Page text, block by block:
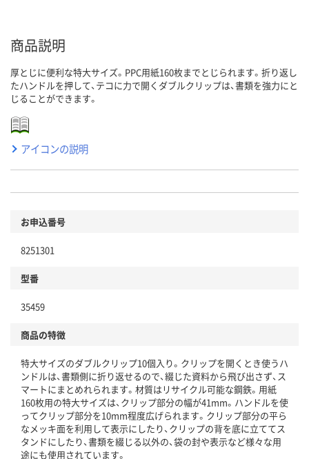
商品説明
厚とじに便利な特大サイズ。PPC用紙160枚までとじられます。折り返し
たハンドルを押して、テコに力で開くダブルクリップは、書類を強力にと
じることができます。
アイコンの説明
お申込番号
8251301
型番
35459
商品の特徴
特大サイズのダブルクリップ10個入り。クリップを開くとき使うハ
ンドルは、書類側に折り返せるので、綴じた資料から飛び出さず、ス
マートにまとめれられます。材質はリサイクル可能な鋼鉄。用紙
160枚用の特大サイズは、クリップ部分の幅が41mm。ハンドルを使
ってクリップ部分を10mm程度広げられます。クリップ部分の平ら
なメッキ面を利用して表示にしたり、クリップの背を底に立ててス
タンドにしたり、書類を綴じる以外の、袋の封や表示など様々な用
途にも使用されています。